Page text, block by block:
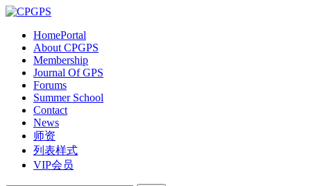
HomePortal
About CPGPS
Membership
Journal Of GPS
Forums
Summer School
Contact
News
师资
列表样式
VIP会员